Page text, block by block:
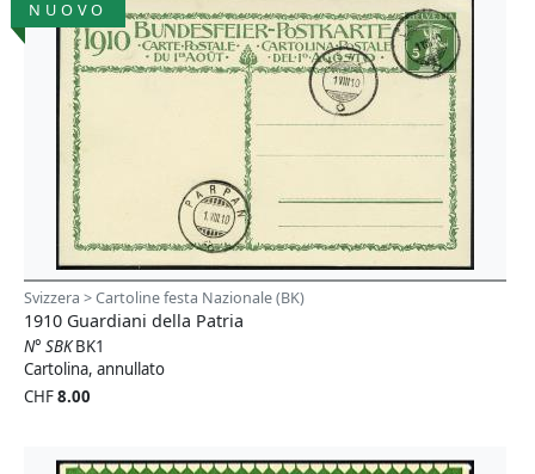
NUOVO
Svizzera > Cartoline festa Nazionale (BK)
1910 Guardiani della Patria
N° SBKBK1
Cartolina, annullato
CHF8.00